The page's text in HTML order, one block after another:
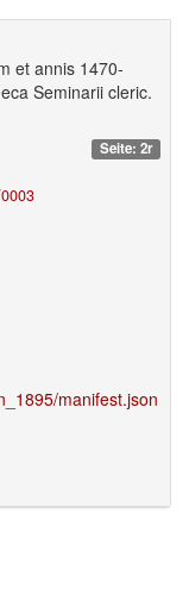
et annis 1470-
Seminarii cleric.
Seite: 2r
manifest.json